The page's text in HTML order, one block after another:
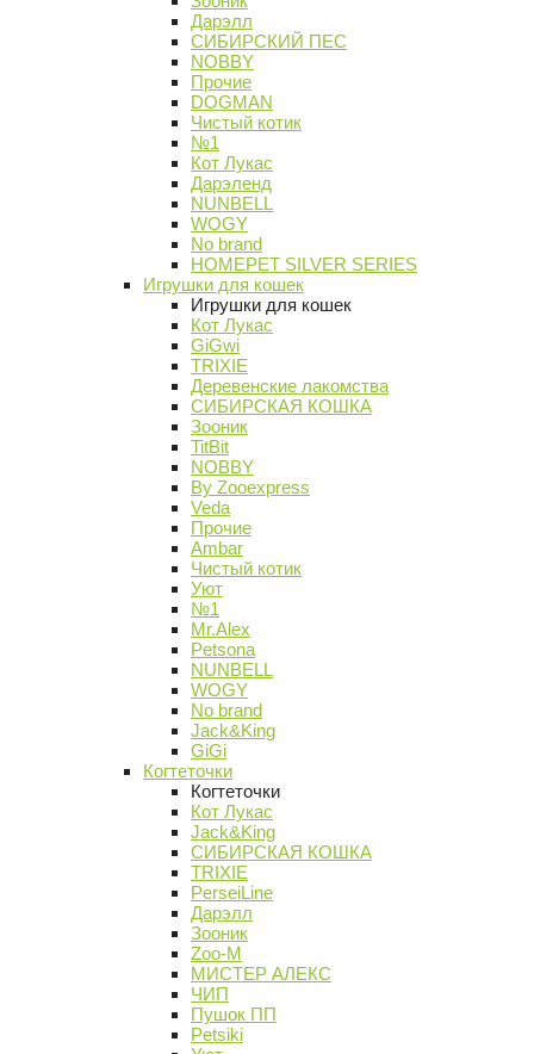
Дарэлл
СИБИРСКИЙ ПЕС
NOBBY
Прочие
DOGMAN
Чистый котик
№1
Кот Лукас
Дарэленд
NUNBELL
WOGY
No brand
HOMEPET SILVER SERIES
Игрушки для кошек
Игрушки для кошек
Кот Лукас
GiGwi
TRIXIE
Деревенские лакомства
СИБИРСКАЯ КОШКА
Зооник
TitBit
NOBBY
By Zooexpress
Veda
Прочие
Ambar
Чистый котик
Уют
№1
Mr.Alex
Petsona
NUNBELL
WOGY
No brand
Jack&King
GiGi
Когтеточки
Когтеточки
Кот Лукас
Jack&King
СИБИРСКАЯ КОШКА
TRIXIE
PerseiLine
Дарэлл
Зооник
Zoo-M
МИСТЕР АЛЕКС
ЧИП
Пушок ПП
Petsiki